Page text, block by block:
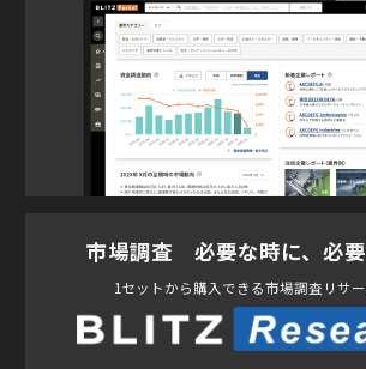
市場調査 必要な時に、必
1セットから購入できる市場調査リサ